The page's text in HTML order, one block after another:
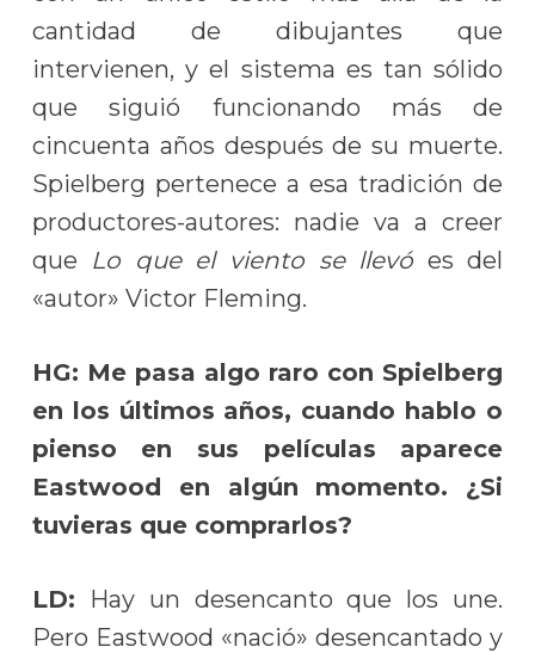
cantidad de dibujantes que
intervienen, y el sistema es tan sólido
que siguió funcionando más de
cincuenta años después de su muerte.
Spielberg pertenece a esa tradición de
productores-autores: nadie va a creer
que Lo que el viento se llevó es del
«autor» Victor Fleming.
HG: Me pasa algo raro con Spielberg
en los últimos años, cuando hablo o
pienso en sus películas aparece
Eastwood en algún momento. ¿Si
tuvieras que comprarlos?
LD: Hay un desencanto que los une.
Pero Eastwood «nació» desencantado y